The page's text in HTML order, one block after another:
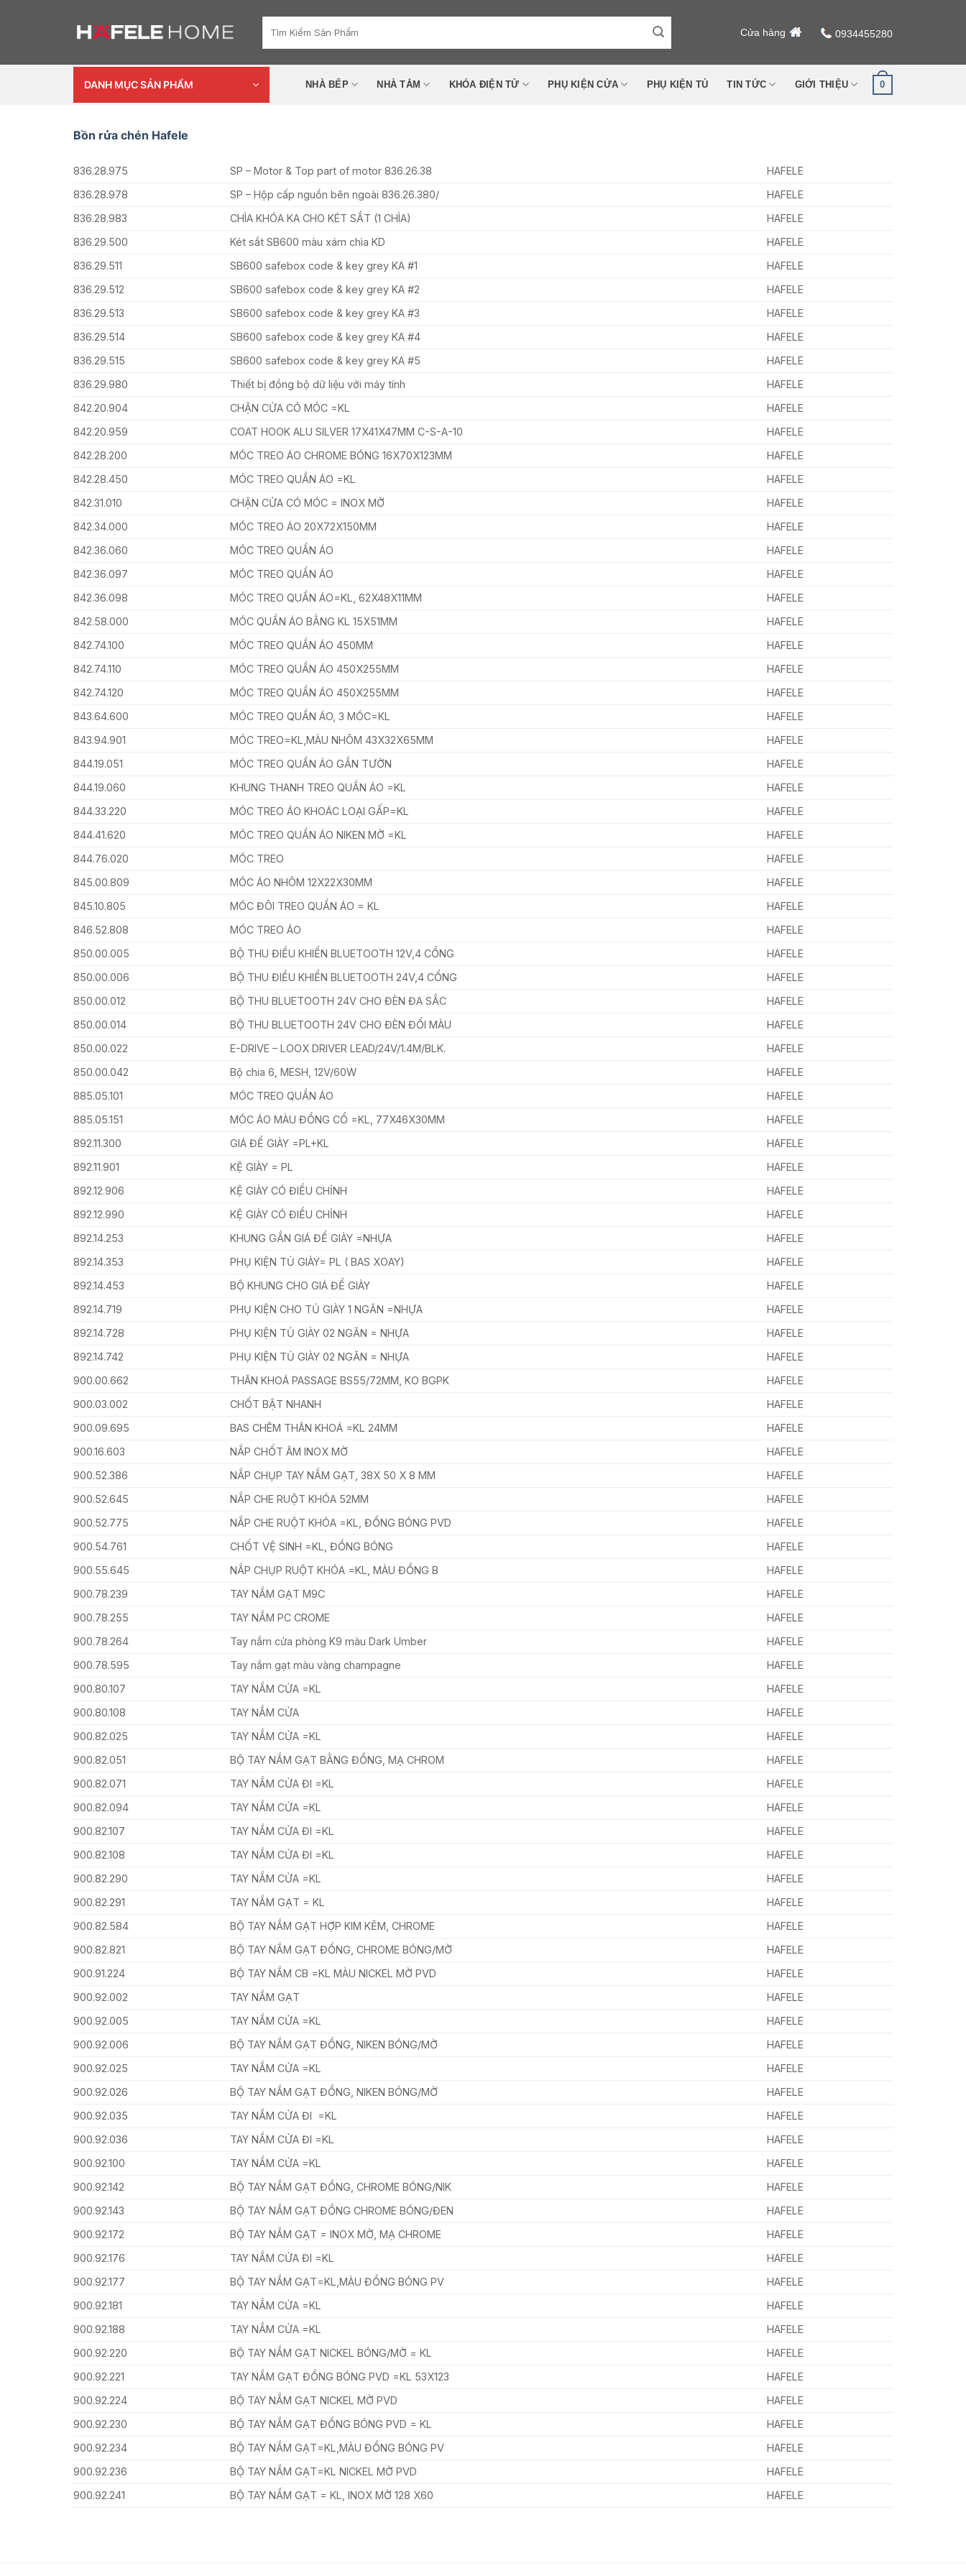
kiếm:
Cửa hàng 0934455280
DANH MỤC SẢN PHẨM NHÀ BẾP NHÀ TẮM KHÓA ĐIỆN TỬ PHỤ KIỆN CỬA PHỤ KIỆN TỦ TIN TỨC GIỚI THIỆU 0
Bồn rửa chén Hafele
836.28.975 SP – Motor & Top part of motor 836.26.38
HAFELE
836.28.978
SP – Hộp cấp nguồn bên ngoài 836.26.380/
HAFELE
836.28.983
CHÌA KHÓA KA CHO KÉT SẮT (1 CHÌA)
HAFELE
836.29.500
Két sắt SB600 màu xám chìa KD
HAFELE
836.29.511
SB600 safebox code & key grey KA #1
HAFELE
836.29.512
SB600 safebox code & key grey KA #2
HAFELE
836.29.513
SB600 safebox code & key grey KA #3
HAFELE
836.29.514
SB600 safebox code & key grey KA #4
HAFELE
836.29.515
SB600 safebox code & key grey KA #5
HAFELE
836.29.980
Thiết bị đồng bộ dữ liệu với máy tính
HAFELE
842.20.904
CHẬN CỬA CÓ MÓC =KL
HAFELE
842.20.959
COAT HOOK ALU SILVER 17X41X47MM C-S-A-10
HAFELE
842.28.200
MÓC TREO ÁO CHROME BÓNG 16X70X123MM
HAFELE
842.28.450
MÓC TREO QUẦN ÁO =KL
HAFELE
842.31.010
CHẶN CỬA CÓ MÓC = INOX MỜ
HAFELE
842.34.000
MÓC TREO ÁO 20X72X150MM
HAFELE
842.36.060
MÓC TREO QUẦN ÁO
HAFELE
842.36.097
MÓC TREO QUẦN ÁO
HAFELE
842.36.098
MÓC TREO QUẦN ÁO=KL, 62X48X11MM
HAFELE
842.58.000
MÓC QUẦN ÁO BẰNG KL 15X51MM
HAFELE
842.74.100
MÓC TREO QUẦN ÁO 450MM
HAFELE
842.74.110
MÓC TREO QUẦN ÁO 450X255MM
HAFELE
842.74.120
MÓC TREO QUẦN ÁO 450X255MM
HAFELE
843.64.600
MÓC TREO QUẦN ÁO, 3 MÓC=KL
HAFELE
843.94.901
MÓC TREO=KL,MÀU NHÔM 43X32X65MM
HAFELE
844.19.051
MÓC TREO QUẦN ÁO GẮN TƯỜN
HAFELE
844.19.060
KHUNG THANH TREO QUẦN ÁO =KL
HAFELE
844.33.220
MÓC TREO ÁO KHOÁC LOẠI GẤP=KL
HAFELE
844.41.620
MÓC TREO QUẦN ÁO NIKEN MỜ =KL
HAFELE
844.76.020
MÓC TREO
HAFELE
845.00.809
MÓC ÁO NHÔM 12X22X30MM
HAFELE
845.10.805
MÓC ĐÔI TREO QUẦN ÁO = KL
HAFELE
846.52.808
MÓC TREO ÁO
HAFELE
850.00.005
BỘ THU ĐIỀU KHIỂN BLUETOOTH 12V,4 CỔNG
HAFELE
850.00.006
BỘ THU ĐIỀU KHIỂN BLUETOOTH 24V,4 CỔNG
HAFELE
850.00.012
BỘ THU BLUETOOTH 24V CHO ĐÈN ĐA SẮC
HAFELE
850.00.014
BỘ THU BLUETOOTH 24V CHO ĐÈN ĐỔI MÀU
HAFELE
850.00.022
E-DRIVE – LOOX DRIVER LEAD/24V/1.4M/BLK.
HAFELE
850.00.042
Bộ chia 6, MESH, 12V/60W
HAFELE
885.05.101
MÓC TREO QUẦN ÁO
HAFELE
885.05.151
MÓC ÁO MÀU ĐỒNG CỔ =KL, 77X46X30MM
HAFELE
892.11.300
GIÁ ĐỂ GIÀY =PL+KL
HAFELE
892.11.901
KỆ GIÀY = PL
HAFELE
892.12.906
KỆ GIÀY CÓ ĐIỀU CHỈNH
HAFELE
892.12.990
KỆ GIÀY CÓ ĐIỀU CHỈNH
HAFELE
892.14.253
KHUNG GẮN GIÁ ĐỂ GIÀY =NHỰA
HAFELE
892.14.353
PHỤ KIỆN TỦ GIÀY= PL ( BAS XOAY)
HAFELE
892.14.453
BỘ KHUNG CHO GIÁ ĐỂ GIÀY
HAFELE
892.14.719
PHỤ KIỆN CHO TỦ GIÀY 1 NGĂN =NHỰA
HAFELE
892.14.728
PHỤ KIỆN TỦ GIÀY 02 NGĂN = NHỰA
HAFELE
892.14.742
PHỤ KIỆN TỦ GIÀY 02 NGĂN = NHỰA
HAFELE
900.00.662
THÂN KHOÁ PASSAGE BS55/72MM, KO BGPK
HAFELE
900.03.002
CHỐT BẬT NHANH
HAFELE
900.09.695
BAS CHÊM THÂN KHOÁ =KL 24MM
HAFELE
900.16.603
NẮP CHỐT ÂM INOX MỜ
HAFELE
900.52.386
NẮP CHỤP TAY NẮM GẠT, 38X 50 X 8 MM
HAFELE
900.52.645
NẮP CHE RUỘT KHÓA 52MM
HAFELE
900.52.775
NẮP CHE RUỘT KHÓA =KL, ĐỒNG BÓNG PVD
HAFELE
900.54.761
CHỐT VỆ SINH =KL, ĐỒNG BÓNG
HAFELE
900.55.645
NẮP CHỤP RUỘT KHÓA =KL, MÀU ĐỒNG B
HAFELE
900.78.239
TAY NẮM GẠT M9C
HAFELE
900.78.255
TAY NẮM PC CROME
HAFELE
900.78.264
Tay nắm cửa phòng K9 màu Dark Umber
HAFELE
900.78.595
Tay nắm gạt màu vàng champagne
HAFELE
900.80.107
TAY NẮM CỬA =KL
HAFELE
900.80.108
TAY NẮM CỬA
HAFELE
900.82.025
TAY NẮM CỬA =KL
HAFELE
900.82.051
BỘ TAY NẮM GẠT BẰNG ĐỒNG, MẠ CHROM
HAFELE
900.82.071
TAY NẮM CỬA ĐI =KL
HAFELE
900.82.094
TAY NẮM CỬA =KL
HAFELE
900.82.107
TAY NẮM CỬA ĐI =KL
HAFELE
900.82.108
TAY NẮM CỬA ĐI =KL
HAFELE
900.82.290
TAY NẮM CỬA =KL
HAFELE
900.82.291
TAY NẮM GẠT = KL
HAFELE
900.82.584
BỘ TAY NẮM GẠT HỢP KIM KẼM, CHROME
HAFELE
900.82.821
BỘ TAY NẮM GẠT ĐỒNG, CHROME BÓNG/MỜ
HAFELE
900.91.224
BỘ TAY NẮM CB =KL MÀU NICKEL MỜ PVD
HAFELE
900.92.002
TAY NẮM GẠT
HAFELE
900.92.005
TAY NẮM CỬA =KL
HAFELE
900.92.006
BỘ TAY NẮM GẠT ĐỒNG, NIKEN BÓNG/MỜ
HAFELE
900.92.025
TAY NẮM CỬA =KL
HAFELE
900.92.026
BỘ TAY NẮM GẠT ĐỒNG, NIKEN BÓNG/MỜ
HAFELE
900.92.035
TAY NẮM CỬA ĐI =KL
HAFELE
900.92.036
TAY NẮM CỬA ĐI =KL
HAFELE
900.92.100
TAY NẮM CỬA =KL
HAFELE
900.92.142
BỘ TAY NẮM GẠT ĐỒNG, CHROME BÓNG/NIK
HAFELE
900.92.143
BỘ TAY NẮM GẠT ĐỒNG CHROME BÓNG/ĐEN
HAFELE
900.92.172
BỘ TAY NẮM GẠT = INOX MỜ, MẠ CHROME
HAFELE
900.92.176
TAY NẮM CỬA ĐI =KL
HAFELE
900.92.177
BỘ TAY NẮM GẠT=KL,MÀU ĐỒNG BÓNG PV
HAFELE
900.92.181
TAY NẮM CỬA =KL
HAFELE
900.92.188
TAY NẮM CỬA =KL
HAFELE
900.92.220
BỘ TAY NẮM GẠT NICKEL BÓNG/MỜ = KL
HAFELE
900.92.221
TAY NẮM GẠT ĐỒNG BÓNG PVD =KL 53X123
HAFELE
900.92.224
BỘ TAY NẮM GẠT NICKEL MỜ PVD
HAFELE
900.92.230
BỘ TAY NẮM GẠT ĐỒNG BÓNG PVD = KL
HAFELE
900.92.234
BỘ TAY NẮM GẠT=KL,MÀU ĐỒNG BÓNG PV
HAFELE
900.92.236
BỘ TAY NẮM GẠT=KL NICKEL MỜ PVD
HAFELE
900.92.241
BỘ TAY NẮM GẠT = KL, INOX MỜ 128 X60 HAFELE